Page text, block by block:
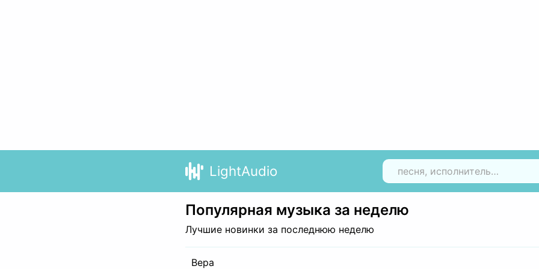
LightAudio
Популярная музыка за неделю
Лучшие новинки за последнюю неделю
Вера